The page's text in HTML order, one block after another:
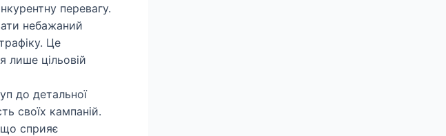
перевагу.
небажаний
Це
лише цільовій
до детальної
своїх кампаній.
що сприяє